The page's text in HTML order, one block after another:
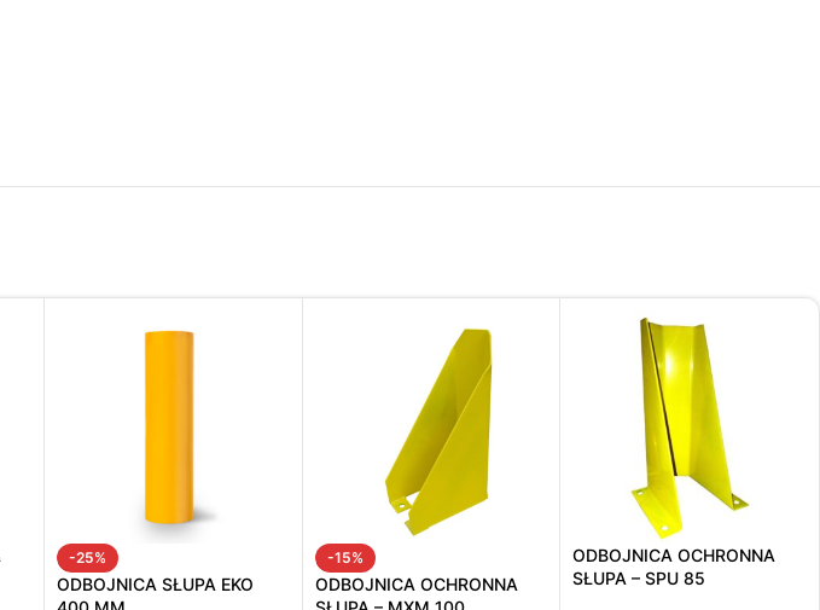
-25%
ODBOJNICA SŁUPA EKO
-15%
ODBOJNICA OCHRONNA
ODBOJNICA OCHRONNA
SŁUPA – SPU 85